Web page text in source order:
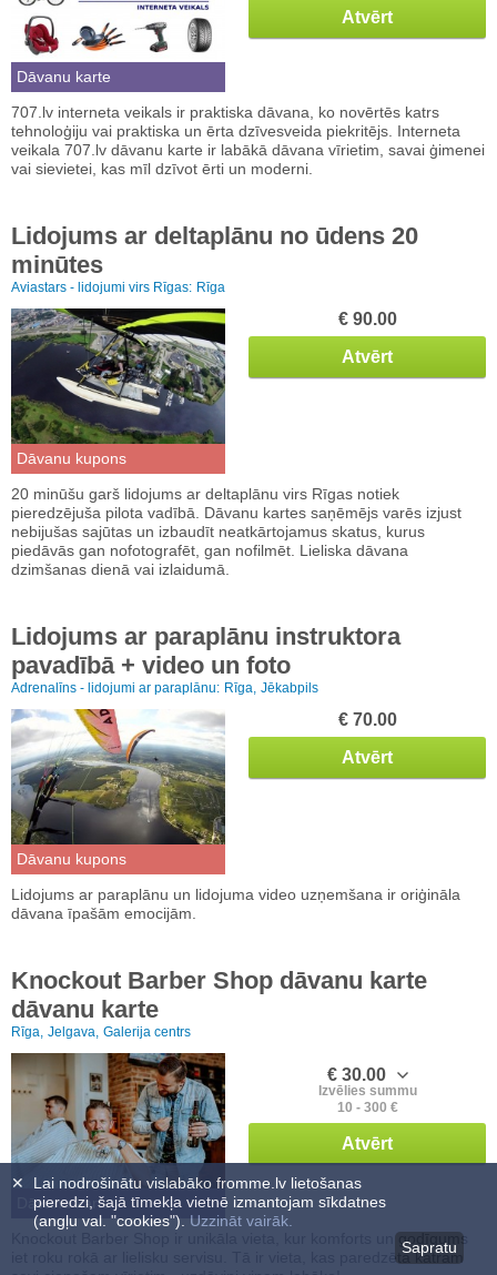
Dāvanu karte
Atvērt
707.lv interneta veikals ir praktiska dāvana, ko novērtēs katrs
tehnoloģiju vai praktiska un ērta dzīvesveida piekritējs. Interneta
veikala 707.lv dāvanu karte ir labākā dāvana vīrietim, savai ģimenei
vai sievietei, kas mīl dzīvot ērti un moderni.
Lidojums ar deltaplānu no ūdens 20
minūtes
Aviastars - lidojumi virs Rīgas: Rīga
Dāvanu kupons
€ 90.00
Atvērt
20 minūšu garš lidojums ar deltaplānu virs Rīgas notiek
pieredzējuša pilota vadībā. Dāvanu kartes saņēmējs varēs izjust
nebijušas sajūtas un izbaudīt neatkārtojamus skatus, kurus
piedāvās gan nofotografēt, gan nofilmēt. Lieliska dāvana
dzimšanas dienā vai izlaidumā.
Lidojums ar paraplānu instruktora
pavadībā + video un foto
Adrenalīns - lidojumi ar paraplānu: Rīga, Jēkabpils
Dāvanu kupons
€ 70.00
Atvērt
Lidojums ar paraplānu un lidojuma video uzņemšana ir oriģināla
dāvana īpašām emocijām.
Knockout Barber Shop dāvanu karte
dāvanu karte
Rīga, Jelgava, Galerija centrs
Dāvanu karte
€ 30.00
Izvēlies summu
10 - 300 €
Atvērt
Knockout Barber Shop ir unikāla vieta, kur komforts un godīgums
iet roku rokā ar lielisku servisu. Tā ir vieta, kas paredzēta katram
Lai nodrošinātu vislabāko fromme.lv lietošanas
pieredzi, šajā tīmekļa vietnē izmantojam sīkdatnes
(angļu val. "cookies"). Uzzināt vairāk.
Sapratu
✕